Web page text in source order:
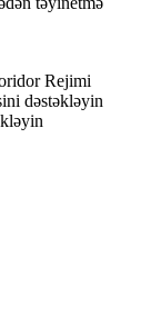
Rejimi
dəstəkləyin